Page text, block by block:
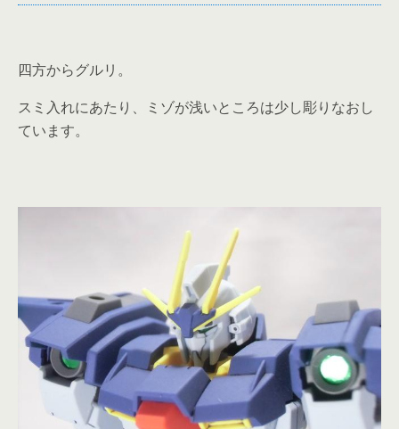
四方からグルリ。
スミ入れにあたり、ミゾが浅いところは少し彫りなおし
ています。